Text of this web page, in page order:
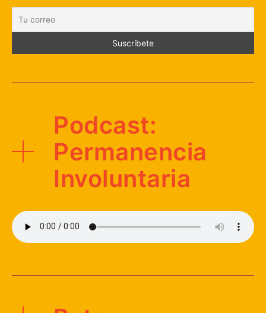
Podcast:
Permanencia
Involuntaria